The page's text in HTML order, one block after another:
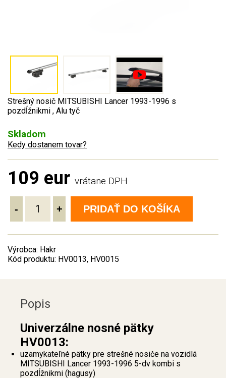
Strešný nosič MITSUBISHI Lancer 1993-1996 s
pozdĺžnikmi , Alu tyč
Skladom
Kedy dostanem tovar?
109 eur vrátane DPH
- + PRIDAŤ DO KOŠÍKA
Výrobca: Hakr
Kód produktu: HV0013, HV0015
Popis
Univerzálne nosné pätky
HV0013:
uzamykateľné pätky pre strešné nosiče na vozidlá
MITSUBISHI Lancer 1993-1996 5-dv kombi s
pozdĺžnikmi (hagusy)